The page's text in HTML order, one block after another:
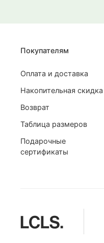
Покупателям
Оплата и доставка
Накопительная скидка
Возврат
Таблица размеров
Подарочные
сертификаты